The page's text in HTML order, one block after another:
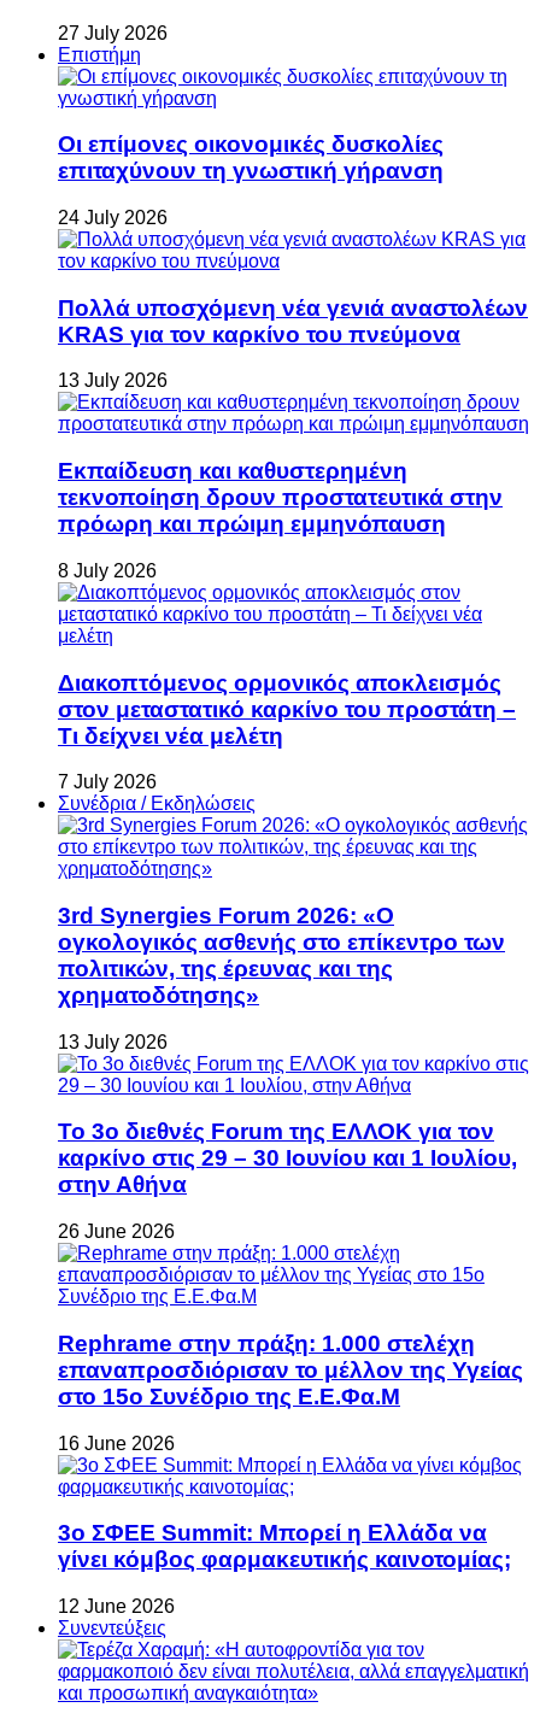
27 July 2026
Επιστήμη
Οι επίμονες οικονομικές δυσκολίες
επιταχύνουν τη γνωστική γήρανση
24 July 2026
Πολλά υποσχόμενη νέα γενιά αναστολέων
KRAS για τον καρκίνο του πνεύμονα
13 July 2026
Εκπαίδευση και καθυστερημένη
τεκνοποίηση δρουν προστατευτικά στην
πρόωρη και πρώιμη εμμηνόπαυση
8 July 2026
Διακοπτόμενος ορμονικός αποκλεισμός
στον μεταστατικό καρκίνο του προστάτη –
Τι δείχνει νέα μελέτη
7 July 2026
Συνέδρια / Εκδηλώσεις
3rd Synergies Forum 2026: «Ο
ογκολογικός ασθενής στο επίκεντρο των
πολιτικών, της έρευνας και της
χρηματοδότησης»
13 July 2026
Το 3ο διεθνές Forum της ΕΛΛΟΚ για τον
καρκίνο στις 29 – 30 Ιουνίου και 1 Ιουλίου,
στην Αθήνα
26 June 2026
Rephrame στην πράξη: 1.000 στελέχη
επαναπροσδιόρισαν το μέλλον της Υγείας
στο 15ο Συνέδριο της Ε.Ε.Φα.Μ
16 June 2026
3ο ΣΦΕΕ Summit: Μπορεί η Ελλάδα να
γίνει κόμβος φαρμακευτικής καινοτομίας;
12 June 2026
Συνεντεύξεις